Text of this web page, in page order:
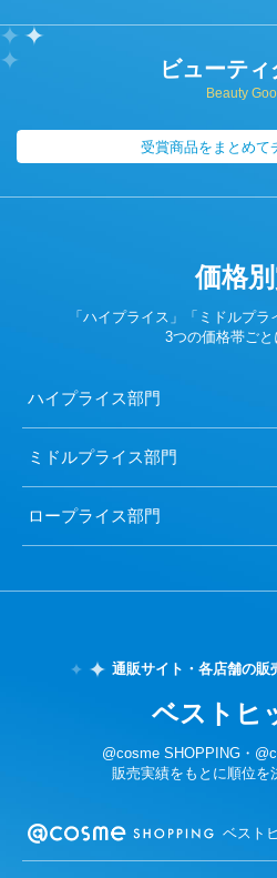
ビューテ
Beauty
受賞商品をまとめて
価格
「ハイプライス」「ミドルプラ
3つの価格帯ごと
ハイプライス部門
ミドルプライス部門
ロープライス部門
通販サイト・各店舗の販
ベストヒ
@cosme SHOPPING・
販売実績をもとに順位を
ベスト